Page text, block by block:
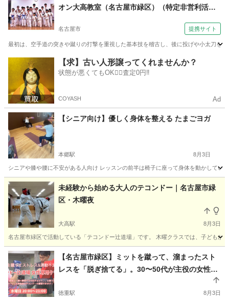
オン大高教室（名古屋市緑区）（特定非営利活動
土曜夕方６時半～）
名古屋市 提携サイト
最初は、空手道の突きや蹴りの打撃を重視した基本技を稽古し、後に投げや小太刀を
空手/他格闘技
【求】古い人形譲ってくれませんか？
状態が悪くてもOK🙆‍♀️査定0円‼️
COYASH Ad
【シニア向け】優しく身体を整える たまごヨガ
本郷駅 8月3日
シニアや膝や腰に不安がある人向け レッスンの前半は椅子に座って身体を動かして
愛知 名古屋市 本郷駅 ヨガ シニア
未経験から始める大人のテコンドー｜名古屋市緑
区・木曜夜
大高駅 8月3日
名古屋市緑区で活動している「テコンドー辻道場」です。 木曜クラスでは、子ども
愛知 名古屋市 大高駅 空手/他格闘技 テコンドー
【名古屋市緑区】ミットを蹴って、溜まったスト
レスを「脱ぎ捨てる」。30〜50代が主役の女性専
徳重駅 8月3日